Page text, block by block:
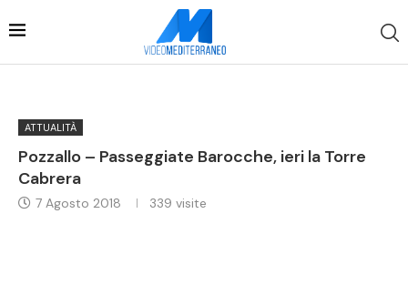
ATTUALITÀ
Pozzallo – Passeggiate Barocche, ieri la Torre
Cabrera
7 Agosto 2018 339 visite